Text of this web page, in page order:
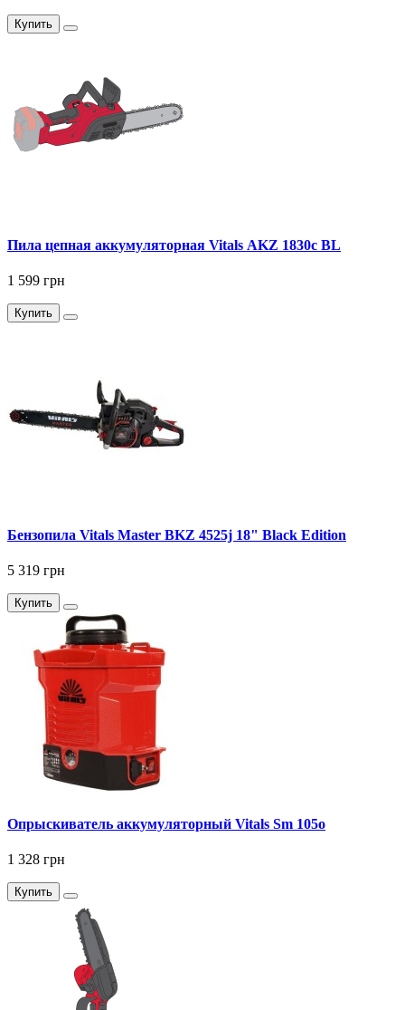
Купить
Пила цепная аккумуляторная Vitals AKZ 1830c BL
1 599 грн
Купить
Бензопила Vitals Master BKZ 4525j 18" Black Edition
5 319 грн
Купить
Опрыскиватель аккумуляторный Vitals Sm 105о
1 328 грн
Купить